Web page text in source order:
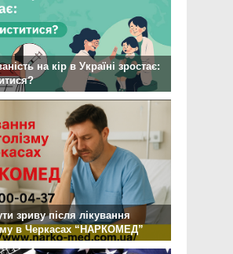
на кір в Україні зростає:
зриву після лікування
в Черкасах “НАРКОМЕД”